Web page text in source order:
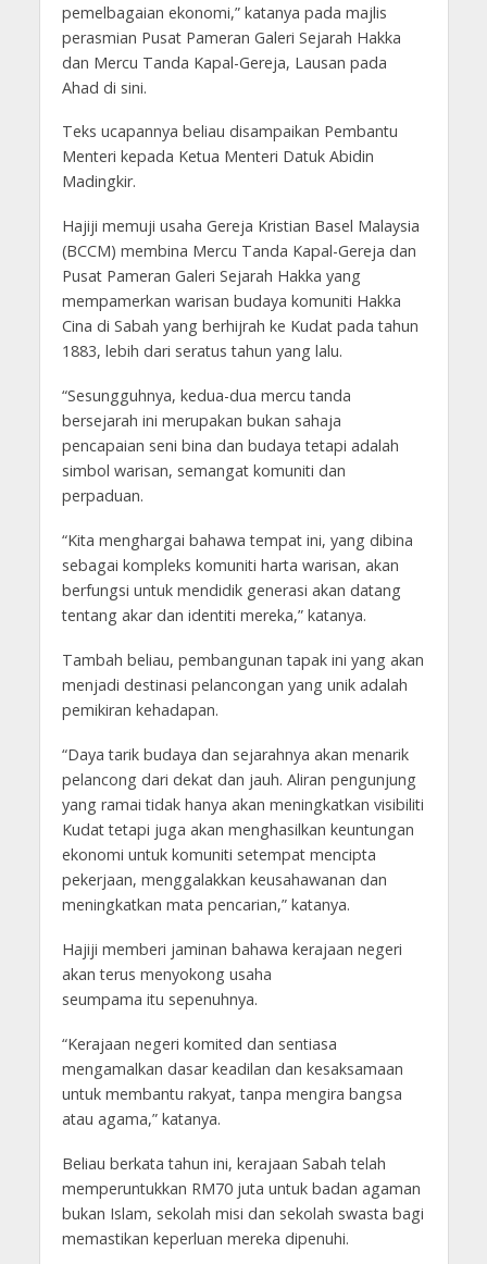
pemelbagaian ekonomi,” katanya pada majlis
perasmian Pusat Pameran Galeri Sejarah Hakka
dan Mercu Tanda Kapal-Gereja, Lausan pada
Ahad di sini.
Teks ucapannya beliau disampaikan Pembantu
Menteri kepada Ketua Menteri Datuk Abidin
Madingkir.
Hajiji memuji usaha Gereja Kristian Basel Malaysia
(BCCM) membina Mercu Tanda Kapal-Gereja dan
Pusat Pameran Galeri Sejarah Hakka yang
mempamerkan warisan budaya komuniti Hakka
Cina di Sabah yang berhijrah ke Kudat pada tahun
1883, lebih dari seratus tahun yang lalu.
“Sesungguhnya, kedua-dua mercu tanda
bersejarah ini merupakan bukan sahaja
pencapaian seni bina dan budaya tetapi adalah
simbol warisan, semangat komuniti dan
perpaduan.
“Kita menghargai bahawa tempat ini, yang dibina
sebagai kompleks komuniti harta warisan, akan
berfungsi untuk mendidik generasi akan datang
tentang akar dan identiti mereka,” katanya.
Tambah beliau, pembangunan tapak ini yang akan
menjadi destinasi pelancongan yang unik adalah
pemikiran kehadapan.
“Daya tarik budaya dan sejarahnya akan menarik
pelancong dari dekat dan jauh. Aliran pengunjung
yang ramai tidak hanya akan meningkatkan visibiliti
Kudat tetapi juga akan menghasilkan keuntungan
ekonomi untuk komuniti setempat mencipta
pekerjaan, menggalakkan keusahawanan dan
meningkatkan mata pencarian,” katanya.
Hajiji memberi jaminan bahawa kerajaan negeri
akan terus menyokong usaha
seumpama itu sepenuhnya.
“Kerajaan negeri komited dan sentiasa
mengamalkan dasar keadilan dan kesaksamaan
untuk membantu rakyat, tanpa mengira bangsa
atau agama,” katanya.
Beliau berkata tahun ini, kerajaan Sabah telah
memperuntukkan RM70 juta untuk badan agaman
bukan Islam, sekolah misi dan sekolah swasta bagi
memastikan keperluan mereka dipenuhi.